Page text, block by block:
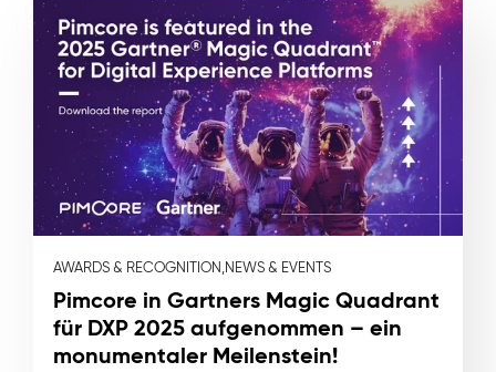
AWARDS & RECOGNITION,NEWS & EVENTS
Pimcore in Gartners Magic Quadrant
für DXP 2025 aufgenommen – ein
monumentaler Meilenstein!